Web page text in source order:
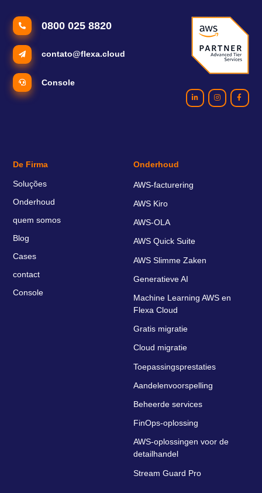
0800 025 8820
contato@flexa.cloud
Console
De Firma
Soluções
Onderhoud
quem somos
Blog
Cases
contact
Console
Onderhoud
AWS-facturering
AWS Kiro
AWS-OLA
AWS Quick Suite
AWS Slimme Zaken
Generatieve AI
Machine Learning AWS en
Flexa Cloud
Gratis migratie
Cloud migratie
Toepassingsprestaties
Aandelenvoorspelling
Beheerde services
FinOps-oplossing
AWS-oplossingen voor de
detailhandel
Stream Guard Pro